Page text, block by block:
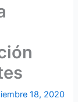
18, 2020